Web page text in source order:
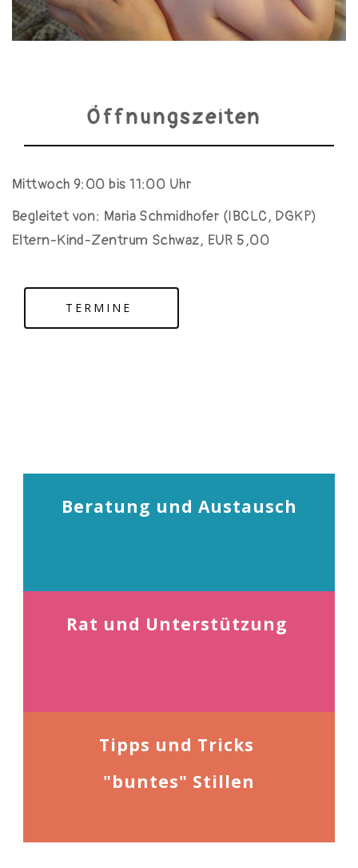
Öffnungszeiten
Mittwoch 9:00 bis 11:00 Uhr
Begleitet von: Maria Schmidhofer (IBCLC, DGKP)
Eltern-Kind-Zentrum Schwaz, EUR 5,00
TERMINE
Beratung und Austausch
Rat und Unterstützung
Tipps und Tricks
"buntes" Stillen